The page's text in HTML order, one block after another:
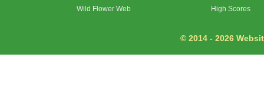
Wild Flower Web
High Scores
© 2014 - 2026